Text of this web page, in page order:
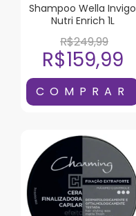
Shampoo Wella Invigo
Nutri Enrich 1L
R$249,99
R$159,99